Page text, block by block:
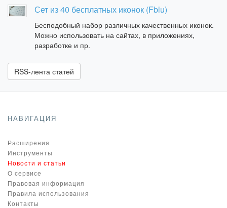
Сет из 40 бесплатных иконок (Fblu)
Бесподобный набор различных качественных иконок.
Можно использовать на сайтах, в приложениях,
разработке и пр.
RSS-лента статей
НАВИГАЦИЯ
Расширения
Инструменты
Новости и статьи
О сервисе
Правовая информация
Правила использования
Контакты